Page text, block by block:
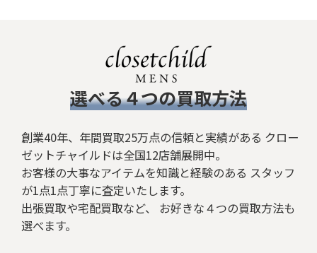
​選べる４つの買取方法
創業40年、年間買取25万点の信頼と実績がある クロー
ゼットチャイルドは全国12店舗展開中。
お客様の大事なアイテムを知識と経験のある スタッフ
が1点1点丁寧に査定いたします。
出張買取や宅配買取など、 お好きな４つの買取方法も
選べます。